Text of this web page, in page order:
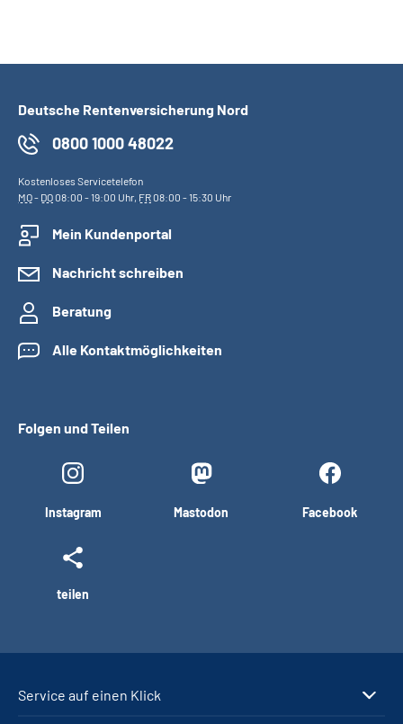
Deutsche Rentenversicherung Nord
0800 1000 48022
Kostenloses Servicetelefon
MO- DO08:00 - 19:00 Uhr, FR08:00 - 15:30 Uhr
Mein Kundenportal
Nachricht schreiben
Beratung
Alle Kontaktmöglichkeiten
Folgen und Teilen
Instagram Mastodon Facebook
teilen
Service auf einen Klick